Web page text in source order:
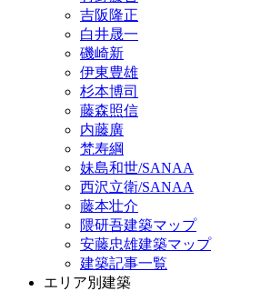
吉阪隆正
白井晟一
磯崎新
伊東豊雄
杉本博司
藤森照信
内藤廣
梵寿綱
妹島和世/SANAA
西沢立衛/SANAA
藤本壮介
隈研吾建築マップ
安藤忠雄建築マップ
建築記事一覧
エリア別建築